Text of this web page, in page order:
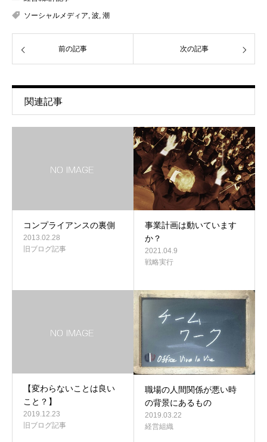
ソーシャルメディア, 波, 潮
前の記事 次の記事
関連記事
コンプライアンスの裏側
2013.02.28
旧ブログ記事
事業計画は動いています
か？
2021.04.9
戦略実行
【変わらないことは良い
こと？】
2019.12.23
旧ブログ記事
職場の人間関係が悪い時
の背景にあるもの
2019.03.22
経営組織